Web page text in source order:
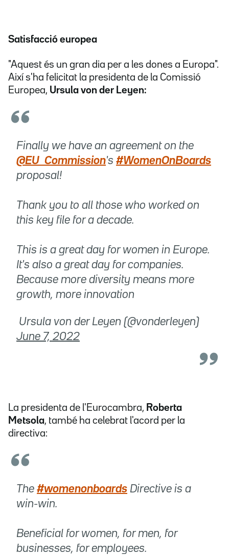
Satisfacció europea
"Aquest és un gran dia per a les dones a Europa".
Així s'ha felicitat la presidenta de la Comissió
Europea, Ursula von der Leyen:
Finally we have an agreement on the
@EU_Commission's #WomenOnBoards
proposal!
Thank you to all those who worked on
this key file for a decade.
This is a great day for women in Europe.
It's also a great day for companies.
Because more diversity means more
growth, more innovation
 Ursula von der Leyen (@vonderleyen)
June 7, 2022
La presidenta de l'Eurocambra, Roberta
Metsola, també ha celebrat l'acord per la
directiva:
The #womenonboards Directive is a
win-win.
Beneficial for women, for men, for
businesses, for employees.